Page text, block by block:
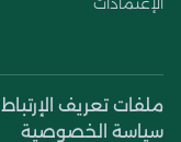
ملفات تعريف الإرتباط
سياسة الخصوصية